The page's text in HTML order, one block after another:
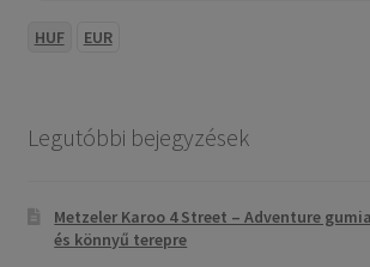
HUF EUR
Legutóbbi bejegyzések
Metzeler Karoo 4 Street – Adventure
és könnyű terepre